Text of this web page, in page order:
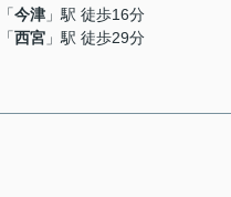
「今津 」駅 徒歩16分
「西宮 」駅 徒歩29分